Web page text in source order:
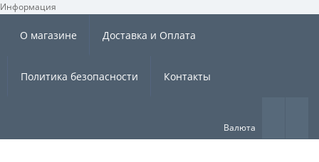
Информация ×
О магазине Доставка и Оплата
Политика безопасности Контакты
Валюта